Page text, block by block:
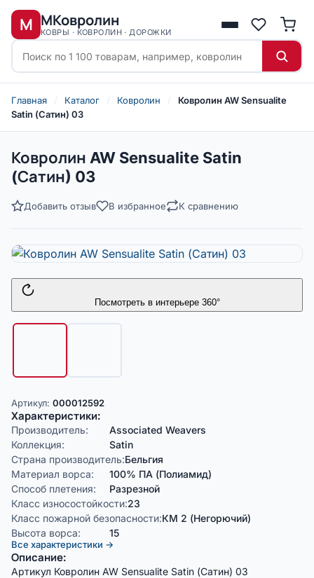
М МКовролин
КОВРЫ · КОВРОЛИН · ДОРОЖКИ
Главная / Каталог / Ковролин /
Ковролин AW Sensualite
Satin (Сатин) 03
Ковролин AW Sensualite Satin
(Сатин) 03
Добавить отзыв В избранное К сравнению
Посмотреть в интерьере 360°
Артикул: 000012592
Характеристики:
Производитель:
Associated Weavers
Коллекция:
Satin
Страна производитель:Бельгия
Материал ворса:
100% ПА (Полиамид)
Способ плетения:
Разрезной
Класс износостойкости:23
Класс пожарной безопасности:КМ 2 (Негорючий)
Высота ворса:
15
Все характеристики →
Описание:
Артикул Ковролин AW Sensualite Satin (Сатин) 03